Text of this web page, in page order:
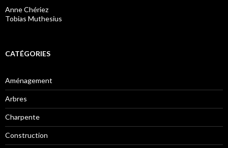
Anne Chériez
Tobias Muthesius
CATÉGORIES
Aménagement
Arbres
Charpente
Construction